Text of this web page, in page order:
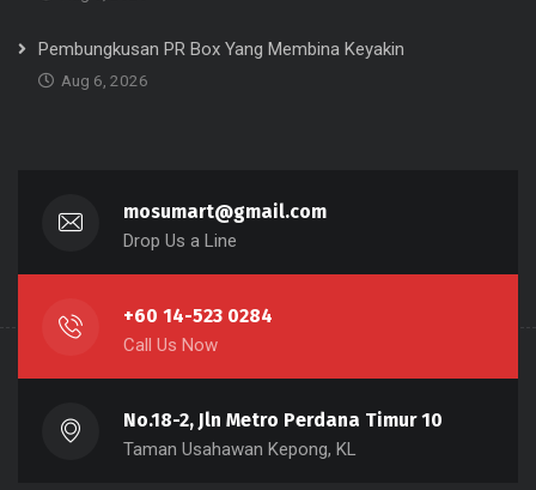
Pembungkusan PR Box Yang Membina Keyakin
Aug 6, 2026
mosumart@gmail.com
Drop Us a Line
+60 14-523 0284
Call Us Now
No.18-2, Jln Metro Perdana Timur 10
Taman Usahawan Kepong, KL